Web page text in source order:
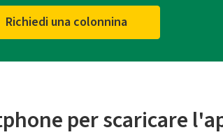
Richiedi una colonnina
per scaricare